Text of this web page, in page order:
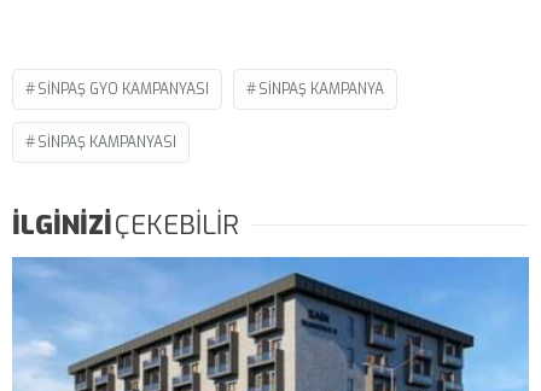
SINPAŞ GYO KAMPANYASI SINPAŞ KAMPANYA
SINPAŞ KAMPANYASI
İLGİNİZİÇEKEBİLİR